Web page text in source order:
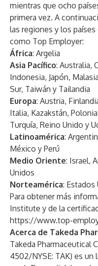
mientras que ocho
primera vez. A
las regiones y los
como Top Employer:
África: Argelia
Asia Pacífico: Australia,
Indonesia, Japón,
Sur, Taiwán y Tailandia
Europa: Austria,
Italia, Kazakstán,
Turquía, Reino Unido y
Latinoamérica:
México y Perú
Medio Oriente: Israel,
Unidos
Norteamérica: Estados
Para obtener más
Institute y de la
https://www.top-
Acerca de Takeda
Takeda Pharmaceutical
4502/NYSE: TAK) es un